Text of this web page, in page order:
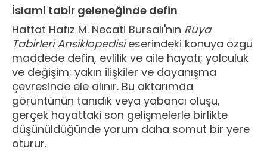
İslami tabir geleneğinde defin
Hattat Hafız M. Necati Bursalı'nın Rüya
Tabirleri Ansiklopedisieserindeki konuya özgü
maddede defin, evlilik ve aile hayatı; yolculuk
ve değişim; yakın ilişkiler ve dayanışma
çevresinde ele alınır. Bu aktarımda
görüntünün tanıdık veya yabancı oluşu,
gerçek hayattaki son gelişmelerle birlikte
düşünüldüğünde yorum daha somut bir yere
oturur.